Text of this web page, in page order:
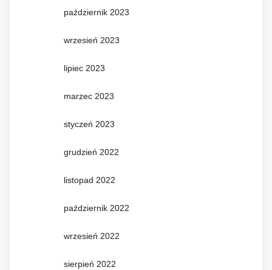
październik 2023
wrzesień 2023
lipiec 2023
marzec 2023
styczeń 2023
grudzień 2022
listopad 2022
październik 2022
wrzesień 2022
sierpień 2022